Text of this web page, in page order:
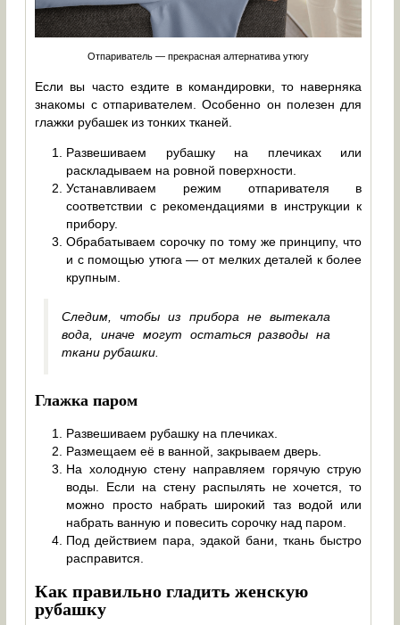
Отпариватель — прекрасная алтернатива утюгу
Если вы часто ездите в командировки, то наверняка
знакомы с отпаривателем. Особенно он полезен для
глажки рубашек из тонких тканей.
Развешиваем рубашку на плечиках или
раскладываем на ровной поверхности.
Устанавливаем режим отпаривателя в
соответствии с рекомендациями в инструкции к
прибору.
Обрабатываем сорочку по тому же принципу, что
и с помощью утюга — от мелких деталей к более
крупным.
Следим, чтобы из прибора не вытекала
вода, иначе могут остаться разводы на
ткани рубашки.
Глажка паром
Развешиваем рубашку на плечиках.
Размещаем её в ванной, закрываем дверь.
На холодную стену направляем горячую струю
воды. Если на стену распылять не хочется, то
можно просто набрать широкий таз водой или
набрать ванную и повесить сорочку над паром.
Под действием пара, эдакой бани, ткань быстро
расправится.
Как правильно гладить женскую
рубашку